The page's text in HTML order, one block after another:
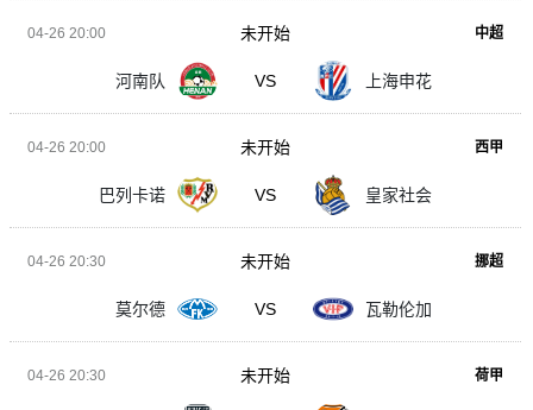
04-26 20:00 中超
河南队 VS 上海申花
未开始
04-26 20:00 西甲
巴列卡诺 VS 皇家社会
未开始
04-26 20:30 挪超
莫尔德 VS 瓦勒伦加
未开始
04-26 20:30 荷甲
未开始